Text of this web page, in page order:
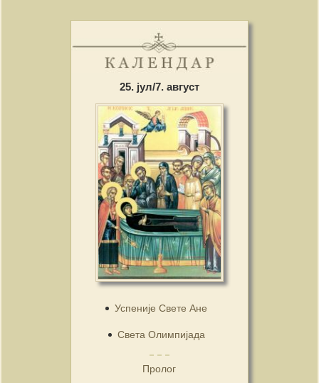
25. јул/7. август
Успеније Свете Ане
Света Олимпијада
Пролог